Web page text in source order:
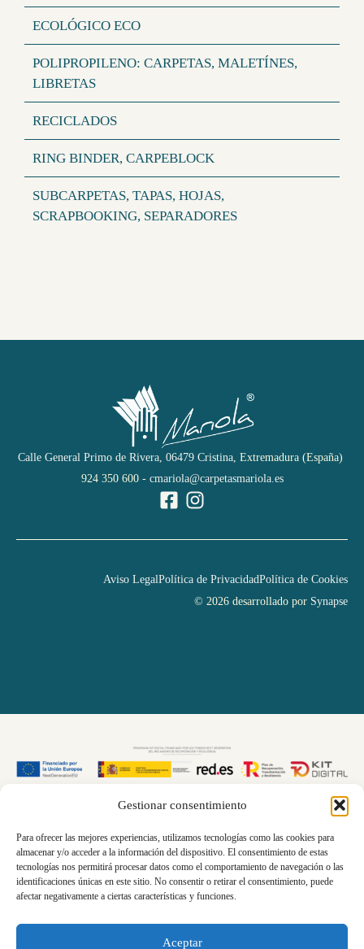
Gestionar consentimiento
Para ofrecer las mejores experiencias, utilizamos tecnologías como las cookies para
almacenar y/o acceder a la información del dispositivo. El consentimiento de estas
tecnologías nos permitirá procesar datos como el comportamiento de navegación o las
identificaciones únicas en este sitio. No consentir o retirar el consentimiento, puede
afectar negativamente a ciertas características y funciones.
Aceptar
ECOLÓGICO ECO
POLIPROPILENO: CARPETAS, MALETÍNES,
LIBRETAS
RECICLADOS
RING BINDER, CARPEBLOCK
SUBCARPETAS, TAPAS, HOJAS,
SCRAPBOOKING, SEPARADORES
Calle General Primo de Rivera, 06479 Cristina, Extremadura (España)
924 350 600 - cmariola@carpetasmariola.es
© 2026 desarrollado por Synapse
Aviso LegalPolítica de PrivacidadPolítica de Cookies